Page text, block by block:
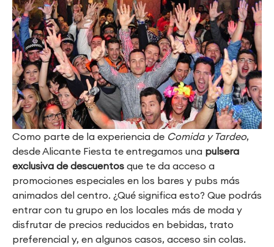
Como parte de la experiencia de Comida y Tardeo,
desde Alicante Fiesta te entregamos una pulsera
exclusiva de descuentos que te da acceso a
promociones especiales en los bares y pubs más
animados del centro. ¿Qué significa esto? Que podrás
entrar con tu grupo en los locales más de moda y
disfrutar de precios reducidos en bebidas, trato
preferencial y, en algunos casos, acceso sin colas.